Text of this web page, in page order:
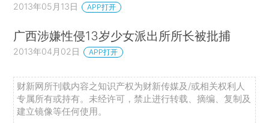
2013年05月13日 APP打开
广西涉嫌性侵13岁少女派出所所长被批捕
2013年04月02日 APP打开
财新网所刊载内容之知识产权为财新传媒及/或相关权利人
专属所有或持有。未经许可，禁止进行转载、摘编、复制及
建立镜像等任何使用。